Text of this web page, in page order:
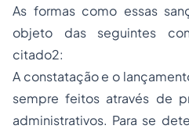
As formas como essas
objeto das seguintes
citado2:
A constatação e o
sempre feitos através de
administrativos. Para se